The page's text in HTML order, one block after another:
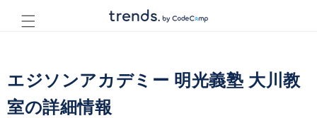
ンツに
進む
エジソンアカデミー 明光義塾 大川教
室の詳細情報